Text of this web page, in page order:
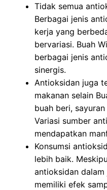
Tidak semua
Berbagai jenis
kerja yang
bervariasi. Buah
berbagai jenis
sinergis.
Antioksidan juga
makanan selain
buah beri,
Variasi sumber
mendapatkan
Konsumsi
lebih baik.
antioksidan
memiliki efek